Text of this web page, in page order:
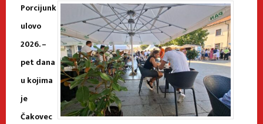
Porcijunk
ulovo
2026. –
pet dana
u kojima
je
Čakovec